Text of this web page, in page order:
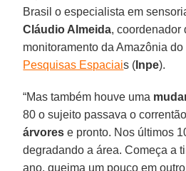
Brasil o especialista em
Cláudio Almeida, coordenador
monitoramento da Amazônia do
Pesquisas Espaciais ( Inpe).
“Mas também houve uma
80 o sujeito passava o
árvores e pronto. Nos últimos
degradando a área. Começa a
ano, queima um pouco em